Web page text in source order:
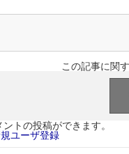
この記事に関
トの投稿ができます。
ユーザ登録